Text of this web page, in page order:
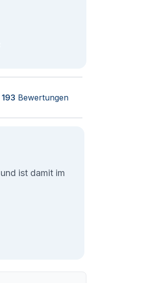
193 Bewertungen
und ist damit im